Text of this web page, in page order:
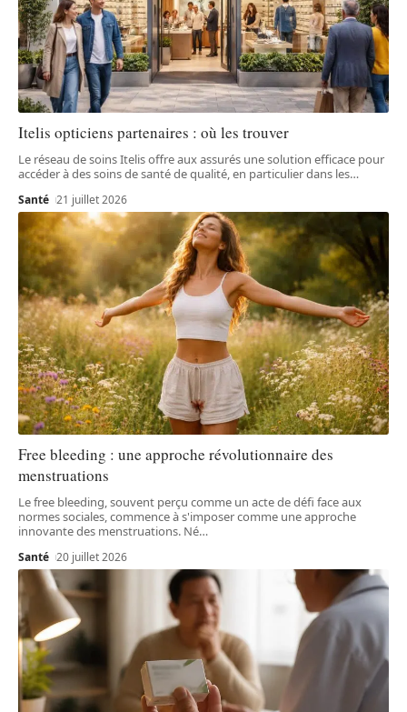
Itelis opticiens partenaires : où les trouver
Le réseau de soins Itelis offre aux assurés une solution efficace pour
accéder à des soins de santé de qualité, en particulier dans les…
Santé 21 juillet 2026
Free bleeding : une approche révolutionnaire des
menstruations
Le free bleeding, souvent perçu comme un acte de défi face aux
normes sociales, commence à s'imposer comme une approche
innovante des menstruations. Né…
Santé 20 juillet 2026